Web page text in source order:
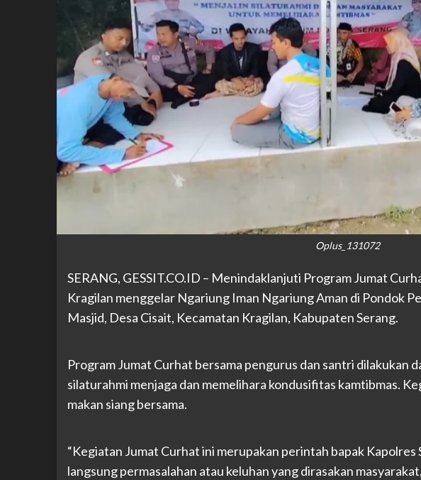
Oplus_131072
SERANG, GESSIT.CO.ID – Menindaklanjuti Program Jumat
Kragilan menggelar Ngariung Iman Ngariung Aman di Pondok
Masjid, Desa Cisait, Kecamatan Kragilan, Kabupaten Serang.
Program Jumat Curhat bersama pengurus dan santri dilakukan
silaturahmi menjaga dan memelihara kondusifitas kamtibmas.
makan siang bersama.
“Kegiatan Jumat Curhat ini merupakan perintah bapak
langsung permasalahan atau keluhan yang dirasakan